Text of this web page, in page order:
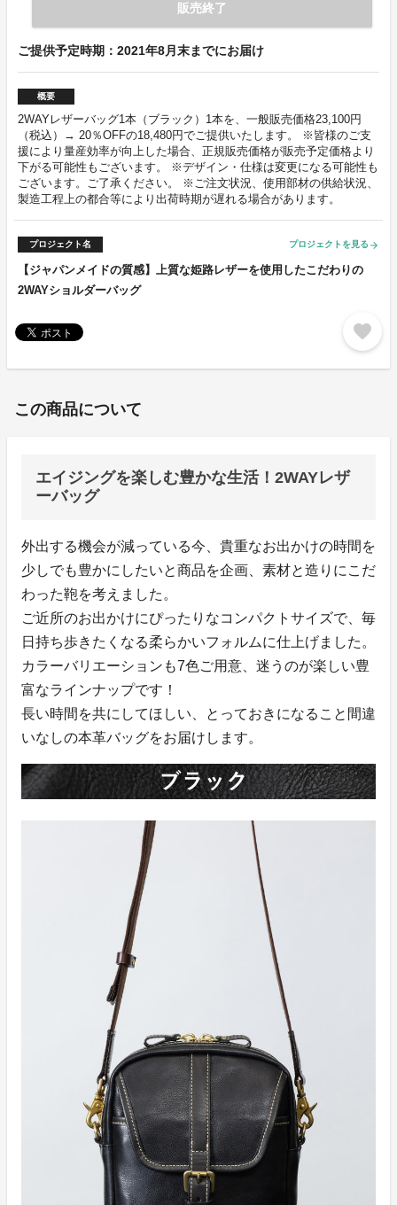
販売終了
ご提供予定時期：2021年8月末までにお届け
概要
2WAYレザーバッグ1本（ブラック）1本を、一般販売価格23,100円
（税込）→ 20％OFFの18,480円でご提供いたします。 ※皆様のご支
援により量産効率が向上した場合、正規販売価格が販売予定価格より
下がる可能性もございます。 ※デザイン・仕様は変更になる可能性も
ございます。ご了承ください。 ※ご注文状況、使用部材の供給状況、
製造工程上の都合等により出荷時期が遅れる場合があります。
プロジェクト名 プロジェクトを見る arrow_forward
【ジャパンメイドの質感】上質な姫路レザーを使用したこだわりの
2WAYショルダーバッグ
favorite
この商品について
エイジングを楽しむ豊かな生活！2WAYレザ
ーバッグ
外出する機会が減っている今、貴重なお出かけの時間を
少しでも豊かにしたいと商品を企画、素材と造りにこだ
わった鞄を考えました。
ご近所のお出かけにぴったりなコンパクトサイズで、毎
日持ち歩きたくなる柔らかいフォルムに仕上げました。
カラーバリエーションも7色ご用意、迷うのが楽しい豊
富なラインナップです！
長い時間を共にしてほしい、とっておきになること間違
いなしの本革バッグをお届けします。